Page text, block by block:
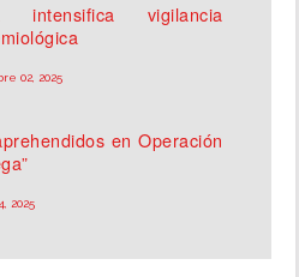
intensifica vigilancia
02, 2025
en Operación
2025